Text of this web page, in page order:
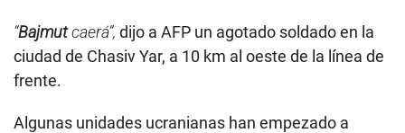
“Bajmutcaerá”, dijo a AFP un agotado soldado en la
ciudad de Chasiv Yar, a 10 km al oeste de la línea de
frente.
Algunas unidades ucranianas han empezado a